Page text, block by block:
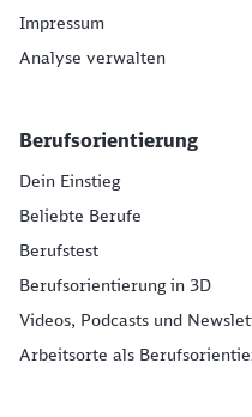
Impressum
Analyse verwalten
Berufsorientierung
Dein Einstieg
Beliebte Berufe
Berufstest
Berufsorientierung in 3D
Videos, Podcasts und
Arbeitsorte als